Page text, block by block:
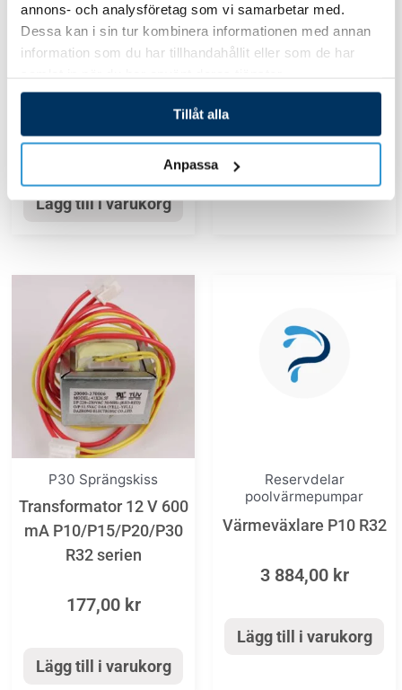
annons- och analysföretag som vi samarbetar med.
Dessa kan i sin tur kombinera informationen med annan
information som du har tillhandahållit eller som de har
Tillåt alla
Anpassa
serien 2017- R410 modell
Fläktmotor V/H/S/R/P
3P & P20/P30 R32 serien
1 693,00kr
Lägg till i varukorg
poolvärmepumpar
Värmeväxlare P15 R32
4 274,00kr
P30 Sprängskiss
Transformator 12 V 600
mA P10/P15/P20/P30
R32 serien
177,00 kr
Lägg till i varukorg
Reservdelar
poolvärmepumpar
Värmeväxlare P10 R32
3 884,00 kr
Lägg till i varukorg